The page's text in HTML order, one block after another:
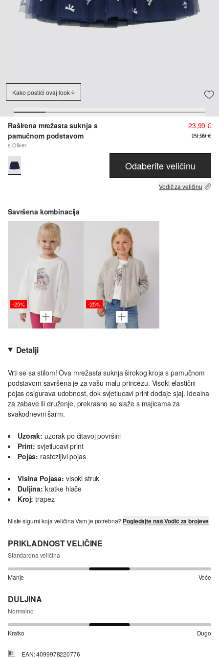
Kako postići ovaj look
Raširena mrežasta suknja s
pamučnom podstavom
s.Oliver
23,99 €
29,99 €
Odaberite veličinu
Vodič za veličinu
Savršena kombinacija
-25% -25%
Detalji
Vrti se sa stilom! Ova mrežasta suknja širokog kroja s pamučnom
podstavom savršena je za vašu malu princezu. Visoki elastični
pojas osigurava udobnost, dok svjetlucavi print dodaje sjaj. Idealna
za zabave ili druženje, prekrasno se slaže s majicama za
svakodnevni šarm.
Uzorak: uzorak po čitavoj površini
Print: svjetlucavi print
Pojas: rastezljivi pojas
Visina Pojasa: visoki struk
Duljina: kratke hlače
Kroj: trapez
Niste sigurni koja veličina Vam je potrebna? Pogledajte naš Vodič za brojeve
PRIKLADNOST VELIČINE
Standardna veličina
Manje Veće
DULJINA
Normalno
Kratko Dugo
EAN: 4099978220776